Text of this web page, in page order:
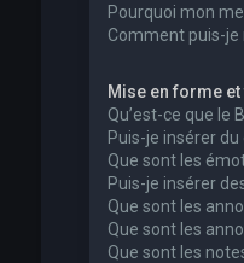
Pourquoi mon
Comment puis-
Mise en forme
Qu’est-ce que le
Puis-je insérer du
Que sont les
Puis-je insérer
Que sont les
Que sont les
Que sont les